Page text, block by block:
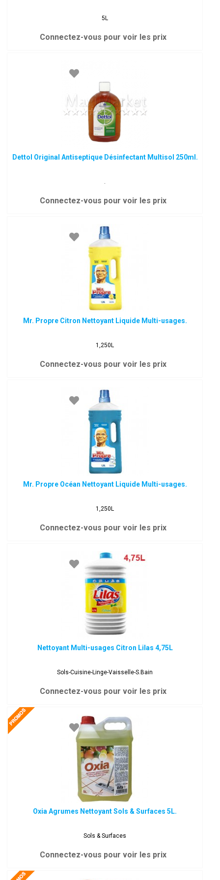
5L
Connectez-vous pour voir les prix
Dettol Original Antiseptique Désinfectant Multisol 250ml.
.
Connectez-vous pour voir les prix
Mr. Propre Citron Nettoyant Liquide Multi-usages.
1,250L
Connectez-vous pour voir les prix
Mr. Propre Océan Nettoyant Liquide Multi-usages.
1,250L
Connectez-vous pour voir les prix
Nettoyant Multi-usages Citron Lilas 4,75L
Sols-Cuisine-Linge-Vaisselle-S.Bain
Connectez-vous pour voir les prix
Oxia Agrumes Nettoyant Sols & Surfaces 5L.
Sols & Surfaces
Connectez-vous pour voir les prix